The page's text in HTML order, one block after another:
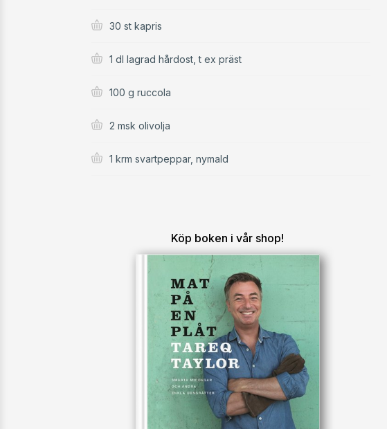
30 st kapris
1 dl lagrad hårdost, t ex präst
100 g ruccola
2 msk olivolja
1 krm svartpeppar, nymald
Köp boken i vår shop!